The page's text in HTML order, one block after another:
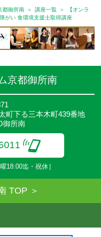
害保険料も含まれており
教材費・材料費・その他費
別途要しますのでお問い合
、1回、臨時講座いろいろ
会時にご説明をさせていた
都御所南 講座一覧
【オンラ
がい 食環境支援士取得講座
京都御所南
町下る三本木町439番地
御所南
18:00迄・祝休］
TOP